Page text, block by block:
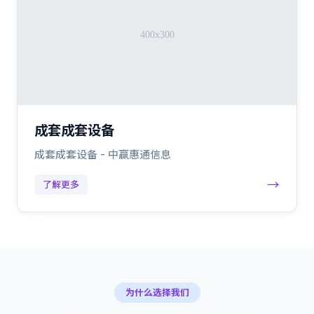
成套成套设备
成套成套设备 - 中赢惠通信息
了解更多 →
为什么选择我们